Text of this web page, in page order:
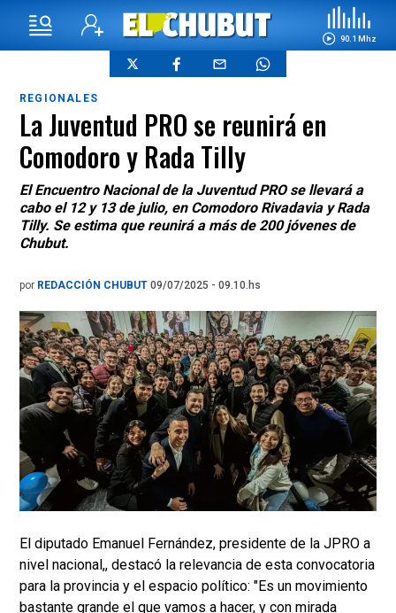
90.1 Mhz
REGIONALES
La Juventud PRO se reunirá en
Comodoro y Rada Tilly
El Encuentro Nacional de la Juventud PRO se llevará a
cabo el 12 y 13 de julio, en Comodoro Rivadavia y Rada
Tilly. Se estima que reunirá a más de 200 jóvenes de
Chubut.
por REDACCIÓN CHUBUT 09/07/2025 - 09.10.hs
El diputado Emanuel Fernández, presidente de la JPRO a
nivel nacional,, destacó la relevancia de esta convocatoria
para la provincia y el espacio político: "Es un movimiento
bastante grande el que vamos a hacer, y con mirada